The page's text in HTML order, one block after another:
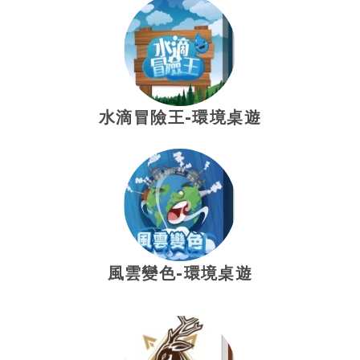
水滴冒險王-環境桌遊
風雲變色-環境桌遊